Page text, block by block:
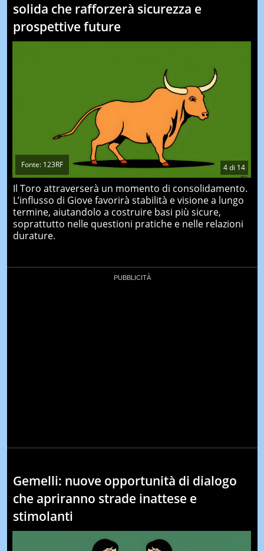
solida che rafforzerà sicurezza e
prospettive future
4di 14
Fonte: 123RF
Il Toro attraverserà un momento di consolidamento.
L’influsso di Giove favorirà stabilità e visione a lungo
termine, aiutandolo a costruire basi più sicure,
soprattutto nelle questioni pratiche e nelle relazioni
durature.
Gemelli: nuove opportunità di dialogo
che apriranno strade inattese e
stimolanti